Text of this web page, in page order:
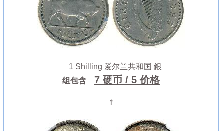
1 Shilling 爱尔兰共和国 銀
组包含
7 硬币 / 5 价格
⇑